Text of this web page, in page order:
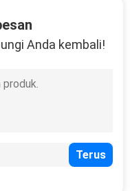
Anda kembali!